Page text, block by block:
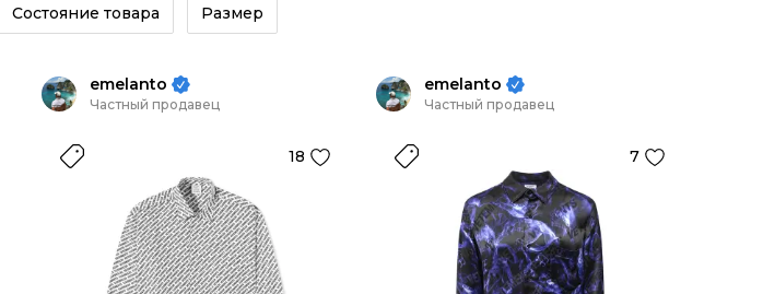
Состояние товара Размер
emelanto
Частный продавец
18
emelanto
Частный продавец
7